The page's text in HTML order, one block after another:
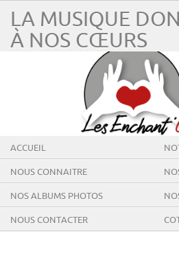
LA MUSIQUE
À NOS CŒURS
ACCUEIL
NOUS CONNAITRE
NOS ALBUMS PHOTOS
NOUS CONTACTER